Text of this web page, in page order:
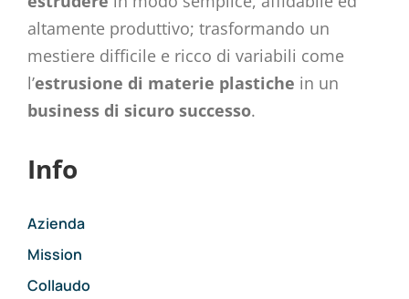
altamente produttivo; trasformando un
mestiere difficile e ricco di variabili come
l’estrusione di materie plastiche in un
business di sicuro successo.
Info
Azienda
Mission
Collaudo